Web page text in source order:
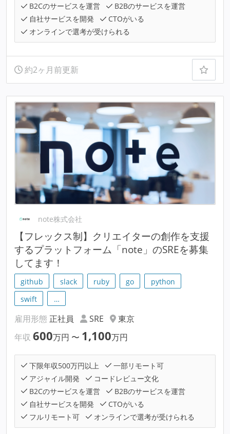
B2Cのサービスを運営
B2Bのサービスを運営
自社サービスを開発
CTOがいる
オンラインで選考が受けられる
約2ヶ月前更新
note株式会社
【フレックス制】クリエイターの創作を支援
するプラットフォーム「note」のSREを募集
してます！
github slack ruby go
python
swift
…
雇用形態 正社員 SRE
東京
年収 600万円 〜 1,100万円
下限年収500万円以上
一部リモート可
アジャイル開発
コードレビュー文化
B2Cのサービスを運営
B2Bのサービスを運営
自社サービスを開発
CTOがいる
フルリモート可
オンラインで選考が受けられる